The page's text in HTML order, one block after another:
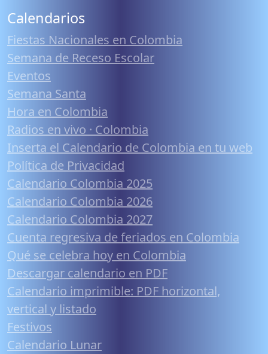
Calendarios
Fiestas Nacionales en Colombia
Semana de Receso Escolar
Eventos
Semana Santa
Hora en Colombia
Radios en vivo · Colombia
Inserta el Calendario de Colombia en tu web
Política de Privacidad
Calendario Colombia 2025
Calendario Colombia 2026
Calendario Colombia 2027
Cuenta regresiva de feriados en Colombia
Qué se celebra hoy en Colombia
Descargar calendario en PDF
Calendario imprimible: PDF horizontal,
vertical y listado
Festivos
Calendario Lunar